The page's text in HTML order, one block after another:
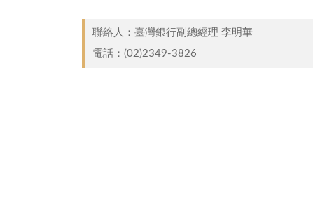
聯絡人：臺灣銀行副總經理 李明華 ​
電話： (02)2349-3826